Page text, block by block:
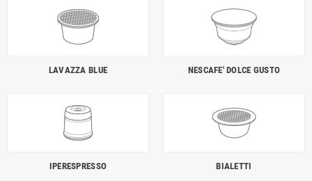
LAVAZZA BLUE NESCAFE' DOLCE GUSTO
IPERESPRESSO BIALETTI